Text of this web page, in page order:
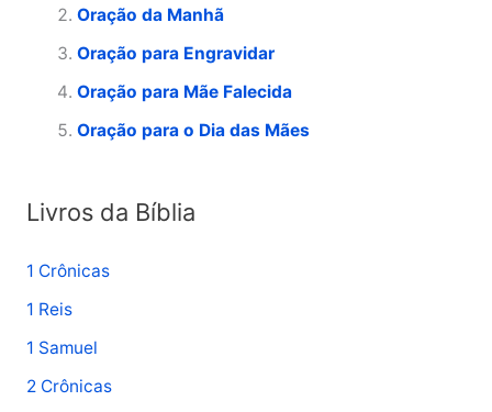
:
Oração da Manhã
Oração para Engravidar
Oração para Mãe Falecida
Oração para o Dia das Mães
Livros da Bíblia
1 Crônicas
1 Reis
1 Samuel
2 Crônicas